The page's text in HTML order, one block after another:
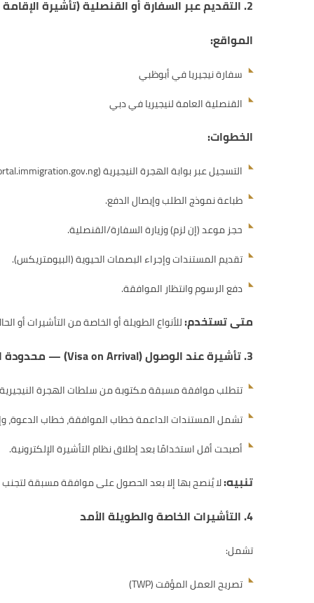
2. التقديم عبر السفارة أو القنصلية (تأشيرة الإقامة القصيرة)
المواقع:
سفارة نيجيريا في أبوظبي
القنصلية العامة لنيجيريا في دبي
الخطوات:
التسجيل عبر بوابة الهجرة النيجيرية (portal.immigration.gov.ng).
طباعة نموذج الطلب وإيصال الدفع.
حجز موعد (إن لزم) وزيارة السفارة/القنصلية.
تقديم المستندات وإجراء البصمات الحيوية (البيومتريكس).
دفع الرسوم وانتظار الموافقة.
متى تستخدم:للأنواع الطويلة أو الخاصة من التأشيرات أو
3. تأشيرة عند الوصول (Visa on Arrival) — محدودة الاستخدام
تتطلب موافقة مسبقة مكتوبة من سلطات الهجرة
تشمل المستندات الداعمة خطاب الموافقة، خطاب الدعوة،
أصبحت أقل استخدامًا بعد إطلاق نظام التأشيرة الإلكترونية.
تنبيه:لا يُنصح بها إلا بعد الحصول على موافقة مسبقة لتجنب
4. التأشيرات الخاصة والطويلة الأمد
تشمل:
تصريح العمل المؤقت (TWP)